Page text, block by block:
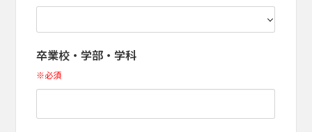
卒業校・学部・学科
※必須